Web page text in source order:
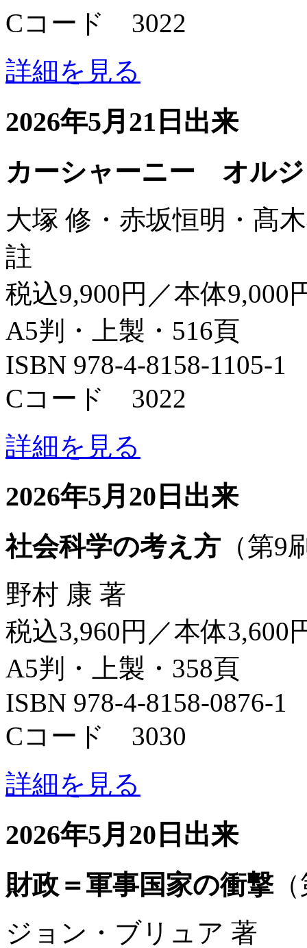
Cコード 3022
詳細を見る
2026年5月21日出来
カーシャーニー オル
大塚 修・赤坂恒明・髙
註
税込9,900円／本体9,000
A5判・上製・516頁
ISBN 978-4-8158-1105-1
Cコード 3022
詳細を見る
2026年5月20日出来
社会科学の考え方 （第9
野村 康 著
税込3,960円／本体3,600
A5判・上製・358頁
ISBN 978-4-8158-0876-1
Cコード 3030
詳細を見る
2026年5月20日出来
財政＝軍事国家の衝撃（
ジョン・ブリュア 著